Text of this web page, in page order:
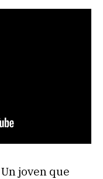
joven que